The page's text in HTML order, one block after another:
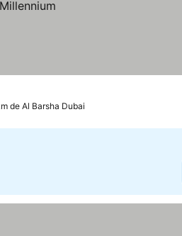
de Al Barsha Dubai